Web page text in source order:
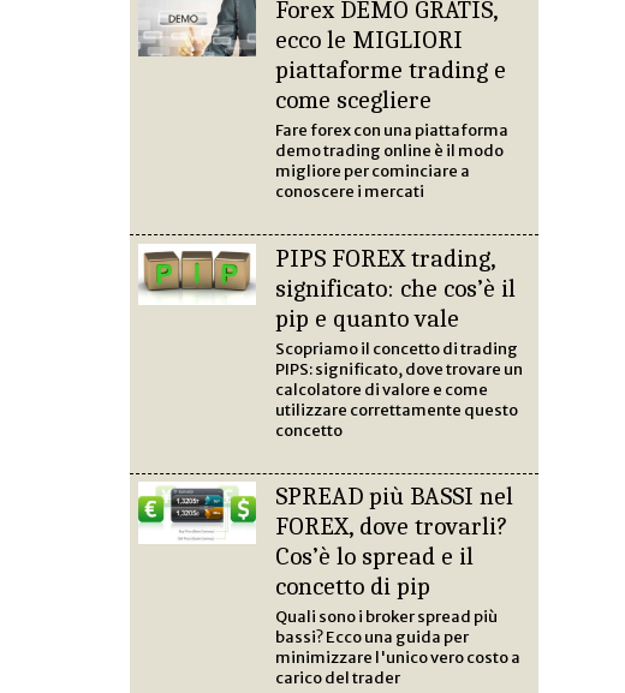
Forex DEMO GRATIS,
ecco le MIGLIORI
piattaforme trading e
come scegliere
Fare forex con una piattaforma
demo trading online è il modo
migliore per cominciare a
conoscere i mercati
PIPS FOREX trading,
significato: che cos’è il
pip e quanto vale
Scopriamo il concetto di trading
PIPS: significato, dove trovare un
calcolatore di valore e come
utilizzare correttamente questo
concetto
SPREAD più BASSI nel
FOREX, dove trovarli?
Cos’è lo spread e il
concetto di pip
Quali sono i broker spread più
bassi? Ecco una guida per
minimizzare l'unico vero costo a
carico del trader